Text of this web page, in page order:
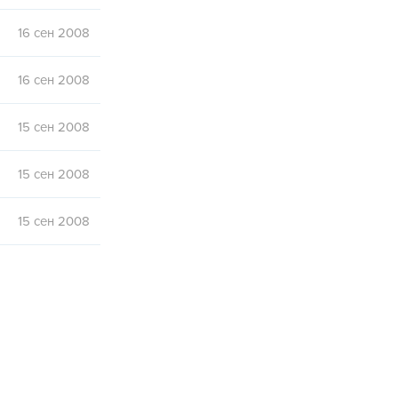
16 сен 2008
16 сен 2008
15 сен 2008
15 сен 2008
15 сен 2008